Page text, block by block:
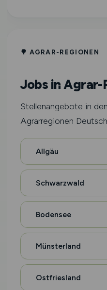
🌳 AGRAR-REGIONEN
Jobs in Agrar-
Stellenangebote in
Agrarregionen
Allgäu
Schwarzwald
Bodensee
Münsterland
Ostfriesland